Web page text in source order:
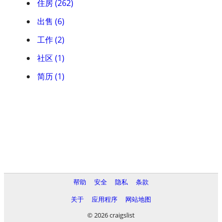
住房 (262)
出售 (6)
工作 (2)
社区 (1)
简历 (1)
帮助 安全 隐私
条款
关于
应用程序
网站地图
© 2026 craigslist